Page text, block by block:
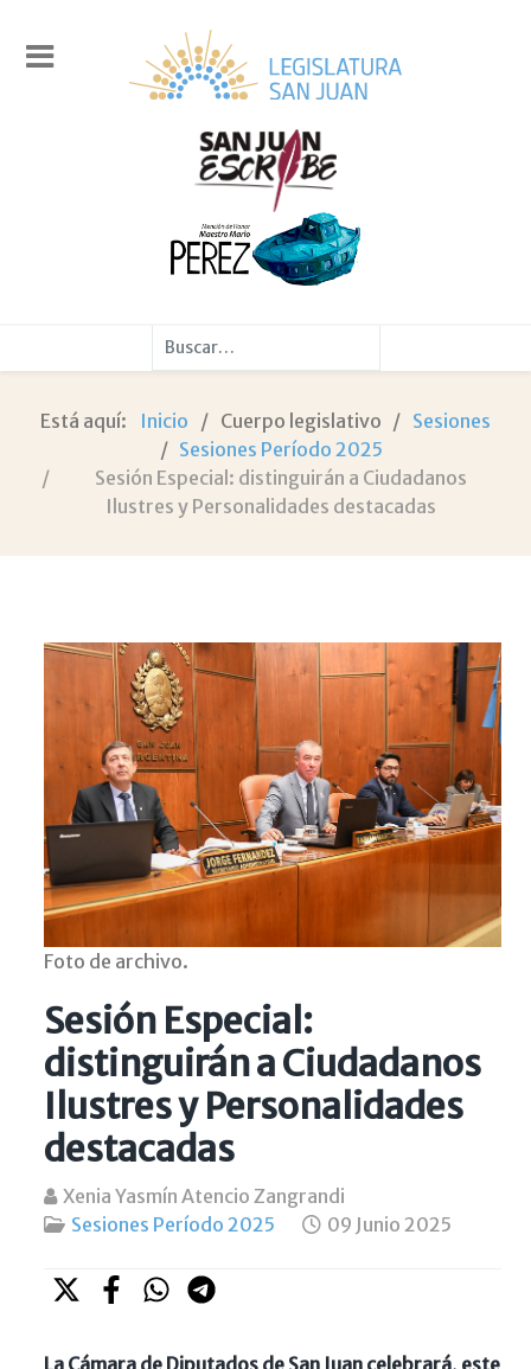
Buscar
Está aquí: Inicio Cuerpo legislativo
Sesiones
Sesiones Período 2025
Sesión Especial: distinguirán a Ciudadanos
Ilustres y Personalidades destacadas
Foto de archivo.
Sesión Especial:
distinguirán a Ciudadanos
Ilustres y Personalidades
destacadas
Xenia Yasmín Atencio Zangrandi
Sesiones Período 2025
09 Junio 2025